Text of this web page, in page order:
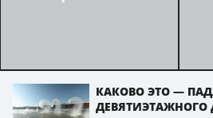
КАКОВО ЭТО —
ДЕВЯТИЭТАЖНОГО